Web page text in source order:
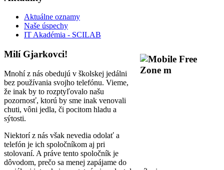
Aktuálne oznamy
Naše úspechy
IT Akadémia - SCILAB
Milí Gjarkovci!
Mnohí z nás obedujú v školskej jedálni
bez používania svojho telefónu. Vieme,
že inak by to rozptyľovalo našu
pozornosť, ktorú by sme inak venovali
chuti, vôni jedla, či pocitom hladu a
sýtosti.
Niektorí z nás však nevedia odolať a
telefón je ich spoločníkom aj pri
stolovaní. A práve tento spoločník je
dôvodom, prečo sa menej zapájame do